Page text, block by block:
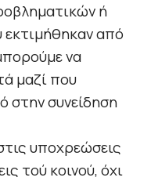
ή
από
να
μαζί που
στην συνείδηση
υποχρεώσεις
τού κοινού, όχι